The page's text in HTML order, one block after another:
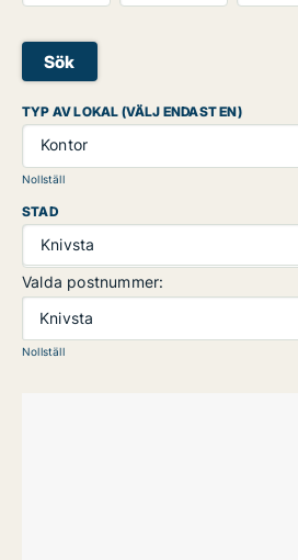
Sök
TYP AV LOKAL (VÄLJ ENDAST EN)
Kontor
Nollställ
STAD
Knivsta
Valda postnummer:
Knivsta
Nollställ